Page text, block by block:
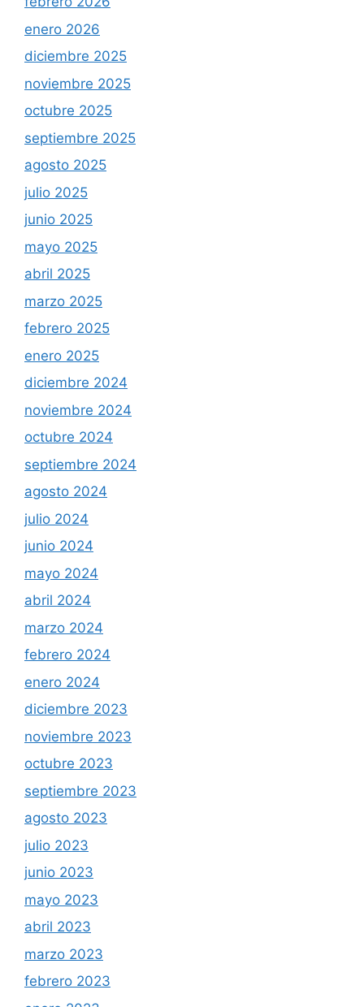
enero 2026
diciembre 2025
noviembre 2025
octubre 2025
septiembre 2025
agosto 2025
julio 2025
junio 2025
mayo 2025
abril 2025
marzo 2025
febrero 2025
enero 2025
diciembre 2024
noviembre 2024
octubre 2024
septiembre 2024
agosto 2024
julio 2024
junio 2024
mayo 2024
abril 2024
marzo 2024
febrero 2024
enero 2024
diciembre 2023
noviembre 2023
octubre 2023
septiembre 2023
agosto 2023
julio 2023
junio 2023
mayo 2023
abril 2023
marzo 2023
febrero 2023